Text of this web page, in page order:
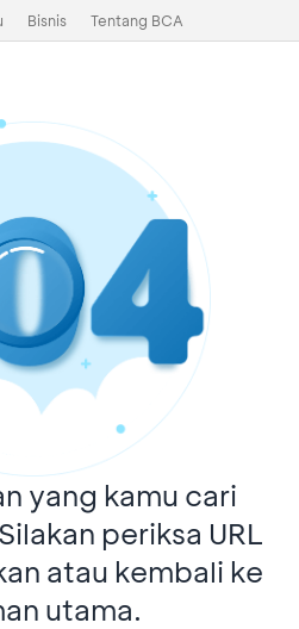
Bisnis Tentang BCA
yang kamu cari
periksa URL
atau kembali ke
utama.